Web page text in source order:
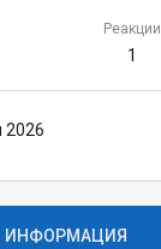
Реакции
1
2026
ИНФОРМАЦИЯ